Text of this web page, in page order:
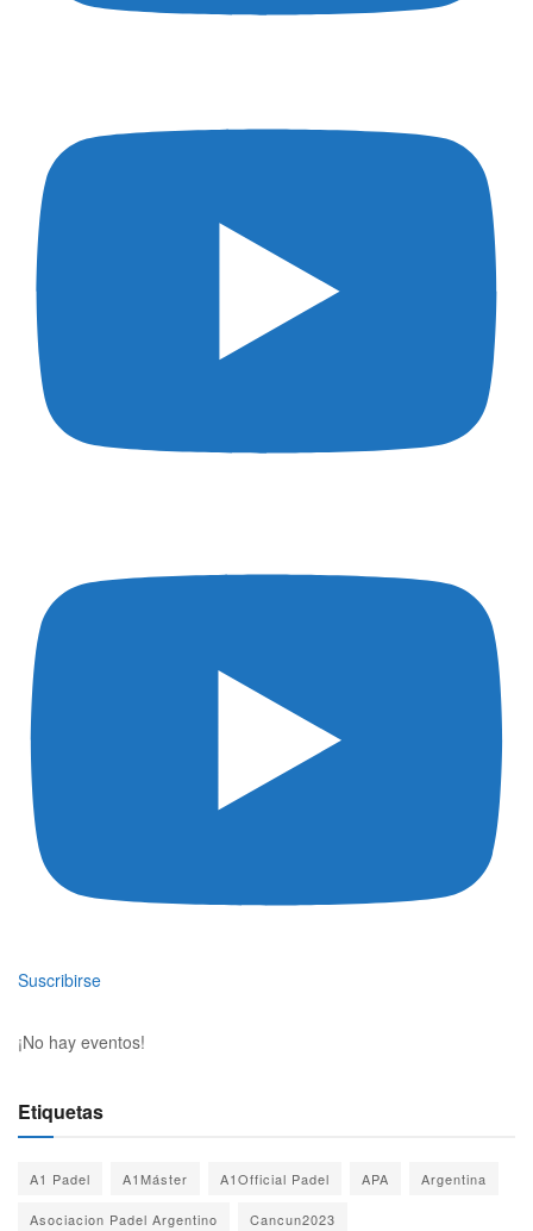
Suscribirse
¡No hay eventos!
Etiquetas
A1 Padel A1Máster A1Official Padel APA Argentina
Asociacion Padel Argentino Cancun2023